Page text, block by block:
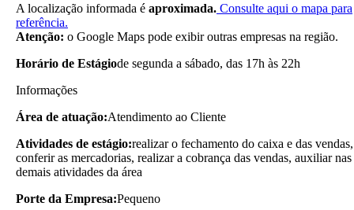
A localização informada é aproximada. Consulte aqui o mapa para
referência.
Atenção: o Google Maps pode exibir outras empresas na região.
Horário de Estágiode segunda a sábado, das 17h às 22h
Informações
Área de atuação:Atendimento ao Cliente
Atividades de estágio:realizar o fechamento do caixa e das vendas,
conferir as mercadorias, realizar a cobrança das vendas, auxiliar nas
demais atividades da área
Porte da Empresa:Pequeno